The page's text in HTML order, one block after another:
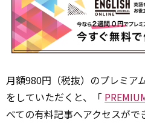
月額980円（税抜）のプレミア
をしていただくと、「
べての有料記事へアクセスが